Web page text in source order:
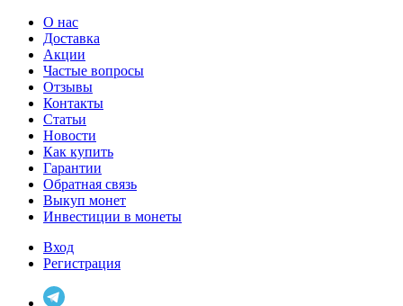
О нас
Доставка
Акции
Частые вопросы
Отзывы
Контакты
Статьи
Новости
Как купить
Гарантии
Обратная связь
Выкуп монет
Инвестиции в монеты
Вход
Регистрация